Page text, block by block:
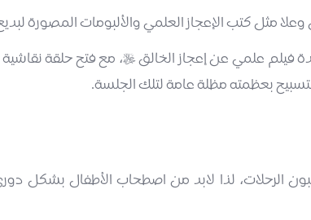
مثل كتب الإعجاز العلمي والألبومات المصورة
فيلم علمي عن إعجاز الخالق ، مع فتح حلقة
بعظمته مظلة عامة لتلك الجلسة.
الرحلات، لذا لابد من اصطحاب الأطفال بشكل